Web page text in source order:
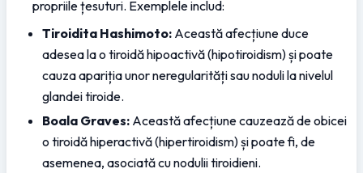
propriile țesuturi. Exemplele includ:
Tiroidita Hashimoto: Această afecțiune duce
adesea la o tiroidă hipoactivă (hipotiroidism) și poate
cauza apariția unor neregularități sau noduli la nivelul
glandei tiroide.
Boala Graves: Această afecțiune cauzează de obicei
o tiroidă hiperactivă (hipertiroidism) și poate fi, de
asemenea, asociată cu nodulii tiroidieni.